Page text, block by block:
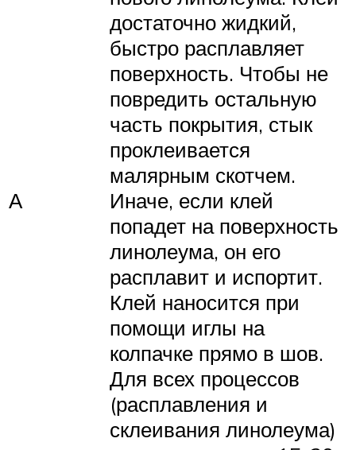
А
достаточно жидкий,
быстро расплавляет
поверхность. Чтобы не
повредить остальную
часть покрытия, стык
проклеивается
малярным скотчем.
Иначе, если клей
попадет на поверхность
линолеума, он его
расплавит и испортит.
Клей наносится при
помощи иглы на
колпачке прямо в шов.
Для всех процессов
(расплавления и
склеивания линолеума)